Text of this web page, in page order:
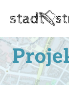
Zum
Inhalt
springen